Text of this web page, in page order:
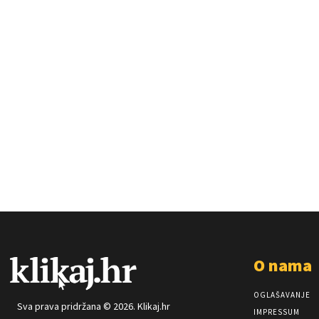
Sva prava pridržana © 2026. Klikaj.hr
O nama
OGLAŠAVANJE
IMPRESSUM